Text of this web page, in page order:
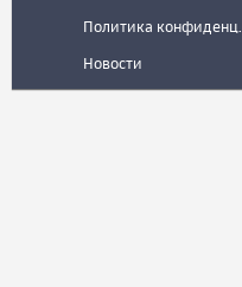
Политика конфиденц.
Новости